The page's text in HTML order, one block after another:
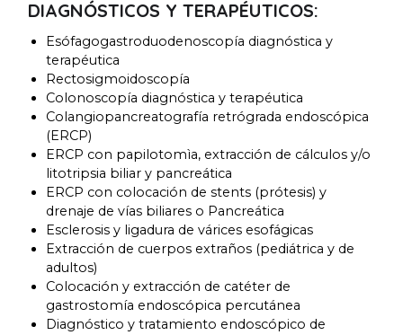
DIAGNÓSTICOS Y TERAPÉUTICOS:
Esófagogastroduodenoscopía diagnóstica y
terapéutica
Rectosigmoidoscopía
Colonoscopía diagnóstica y terapéutica
Colangiopancreatografía retrógrada endoscópica
(ERCP)
ERCP con papilotomìa, extracción de cálculos y/o
litotripsia biliar y pancreática
ERCP con colocación de stents (prótesis) y
drenaje de vías biliares o Pancreática
Esclerosis y ligadura de várices esofágicas
Extracción de cuerpos extraños (pediátrica y de
adultos)
Colocación y extracción de catéter de
gastrostomía endoscópica percutánea
Diagnóstico y tratamiento endoscópico de